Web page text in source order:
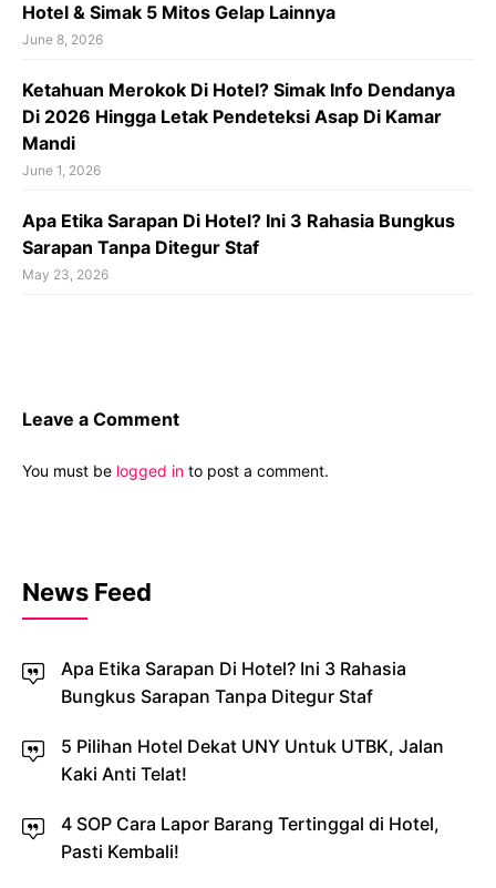
Hotel & Simak 5 Mitos Gelap Lainnya
June 8, 2026
Ketahuan Merokok Di Hotel? Simak Info Dendanya
Di 2026 Hingga Letak Pendeteksi Asap Di Kamar
Mandi
June 1, 2026
Apa Etika Sarapan Di Hotel? Ini 3 Rahasia Bungkus
Sarapan Tanpa Ditegur Staf
May 23, 2026
Leave a Comment
You must be logged in to post a comment.
News Feed
Apa Etika Sarapan Di Hotel? Ini 3 Rahasia
Bungkus Sarapan Tanpa Ditegur Staf
5 Pilihan Hotel Dekat UNY Untuk UTBK, Jalan
Kaki Anti Telat!
4 SOP Cara Lapor Barang Tertinggal di Hotel,
Pasti Kembali!